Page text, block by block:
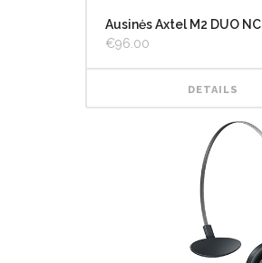
Ausinės Axtel M2 DUO NC
€96.00
DETAILS